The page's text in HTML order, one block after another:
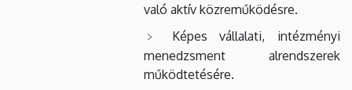
való aktív közreműködésre.
Képes vállalati, intézményi
menedzsment alrendszerek
működtetésére.